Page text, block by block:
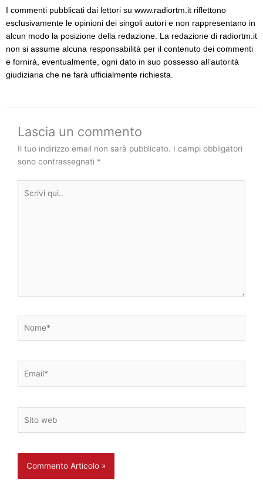
I commenti pubblicati dai lettori su www.radiortm.it riflettono
esclusivamente le opinioni dei singoli autori e non rappresentano in
alcun modo la posizione della redazione. La redazione di radiortm.it
non si assume alcuna responsabilità per il contenuto dei commenti
e fornirà, eventualmente, ogni dato in suo possesso all’autorità
giudiziaria che ne farà ufficialmente richiesta.
Lascia un commento
Il tuo indirizzo email non sarà pubblicato. I campi obbligatori
sono contrassegnati *
qui..
web